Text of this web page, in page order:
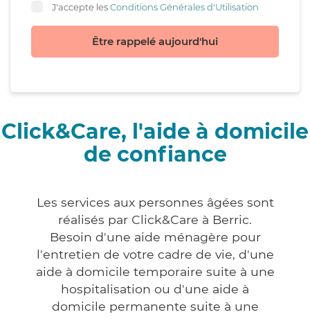
J'accepte lesConditions Générales d'Utilisation
Être rappelé aujourd'hui
Click&Care, l'aide à domicile
de confiance
Les services aux personnes âgées sont
réalisés par Click&Care à Berric.
Besoin d'une aide ménagère pour
l'entretien de votre cadre de vie, d'une
aide à domicile temporaire suite à une
hospitalisation ou d'une aide à
domicile permanente suite à une